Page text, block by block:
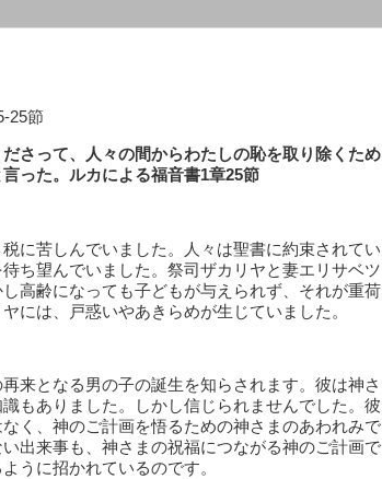
25節
ださって、人々の間からわたしの恥を取り除くため
った。 ルカによる福音書1章25節
に苦しんでいました。人々は聖書に約束されてい
ち望んでいました。祭司ザカリヤと妻エリサベツ
高齢になっても子どもが与えられず、それが重荷
には、戸惑いやあきらめが生じていました。
来となる男の子の誕生を知らされます。彼は神さ
もありました。しかし信じられませんでした。彼
く、神のご計画を悟るための神さまのあわれみで
出来事も、神さまの祝福につながる神のご計画で
うに招かれているのです。